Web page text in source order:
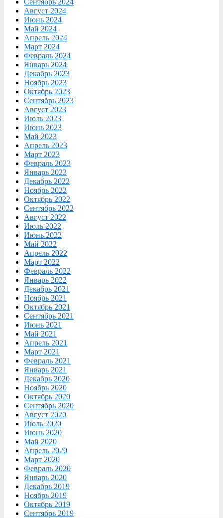
Август 2024
Июнь 2024
Май 2024
Апрель 2024
Март 2024
Февраль 2024
Январь 2024
Декабрь 2023
Ноябрь 2023
Октябрь 2023
Сентябрь 2023
Август 2023
Июль 2023
Июнь 2023
Май 2023
Апрель 2023
Март 2023
Февраль 2023
Январь 2023
Декабрь 2022
Ноябрь 2022
Октябрь 2022
Сентябрь 2022
Август 2022
Июль 2022
Июнь 2022
Май 2022
Апрель 2022
Март 2022
Февраль 2022
Январь 2022
Декабрь 2021
Ноябрь 2021
Октябрь 2021
Сентябрь 2021
Июнь 2021
Май 2021
Апрель 2021
Март 2021
Февраль 2021
Январь 2021
Декабрь 2020
Ноябрь 2020
Октябрь 2020
Сентябрь 2020
Август 2020
Июль 2020
Июнь 2020
Май 2020
Апрель 2020
Март 2020
Февраль 2020
Январь 2020
Декабрь 2019
Ноябрь 2019
Октябрь 2019
Сентябрь 2019